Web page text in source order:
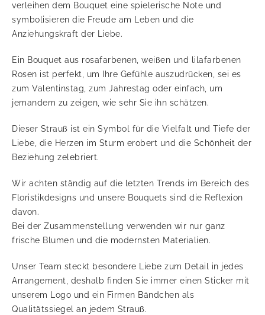
verleihen dem Bouquet eine spielerische Note und
symbolisieren die Freude am Leben und die
Anziehungskraft der Liebe.
Ein Bouquet aus rosafarbenen, weißen und lilafarbenen
Rosen ist perfekt, um Ihre Gefühle auszudrücken, sei es
zum Valentinstag, zum Jahrestag oder einfach, um
jemandem zu zeigen, wie sehr Sie ihn schätzen.
Dieser Strauß ist ein Symbol für die Vielfalt und Tiefe der
Liebe, die Herzen im Sturm erobert und die Schönheit der
Beziehung zelebriert.
Wir achten ständig auf die letzten Trends im Bereich des
Floristikdesigns und unsere Bouquets sind die Reflexion
davon.
Bei der Zusammenstellung verwenden wir nur ganz
frische Blumen und die modernsten Materialien.
Unser Team steckt besondere Liebe zum Detail in jedes
Arrangement, deshalb finden Sie immer einen Sticker mit
unserem Logo und ein Firmen Bändchen als
Qualitätssiegel an jedem Strauß.